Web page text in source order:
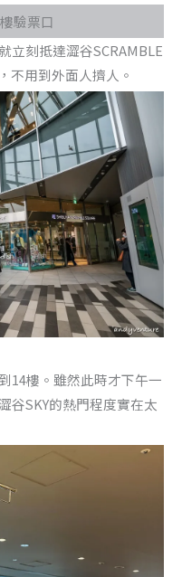
驗票口
立刻抵達澀谷SCRAMBLE
不用到外面人擠人。
14樓。雖然此時才下午一
谷SKY的熱門程度實在太